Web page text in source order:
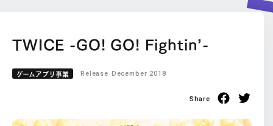
TWICE -GO! GO! Fightin’-
ゲームアプリ事業 Release December 2018
Share